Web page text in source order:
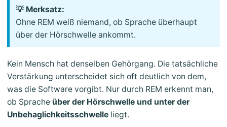
💡 Merksatz:
Ohne REM weiß niemand, ob Sprache überhaupt
über der Hörschwelle ankommt.
Kein Mensch hat denselben Gehörgang. Die tatsächliche
Verstärkung unterscheidet sich oft deutlich von dem,
was die Software vorgibt. Nur durch REM erkennt man,
ob Sprache über der Hörschwelle und unter der
Unbehaglichkeitsschwelle liegt.